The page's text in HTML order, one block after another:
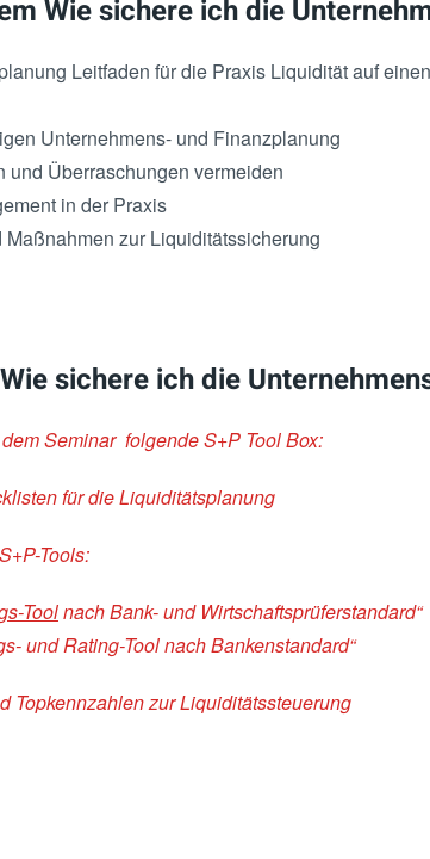
Wie sichere ich die
Leitfaden für die Praxis Liquidität auf
Unternehmens- und Finanzplanung
und Überraschungen vermeiden
in der Praxis
zur Liquiditätssicherung
sichere ich die
Seminar folgende S+P Tool Box:
für die Liquiditätsplanung
Tools:
Toolnach Bank- und Wirtschaftsprüferstandard“
und Rating-Tool nach Bankenstandard“
Topkennzahlen zur Liquiditätssteuerung